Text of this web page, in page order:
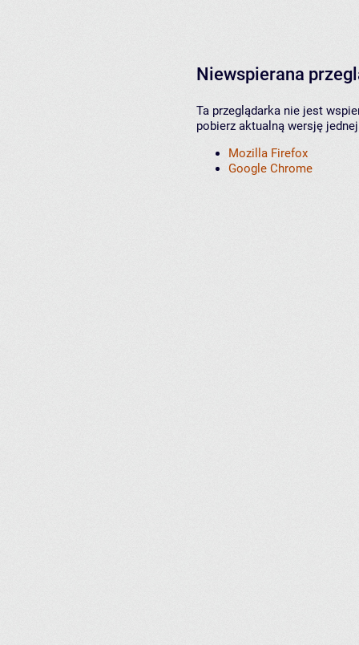
Niewspierana
Ta przeglądarka nie jest
pobierz aktualną wersję
Mozilla Firefox
Google Chrome